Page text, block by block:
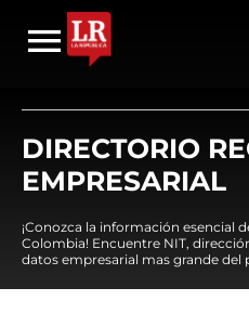
DIRECTORIO
EMPRESARIAL
¡Conozca la información esencial
Colombia! Encuentre NIT,
datos empresarial mas grande del